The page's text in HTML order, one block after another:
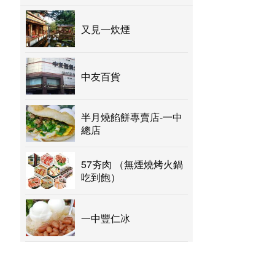
又見一炊煙
中友百貨
半月燒餡餅專賣店-一中
總店
57夯肉 （無煙燒烤火鍋
吃到飽）
一中豐仁冰